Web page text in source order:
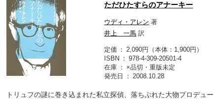
ただひたすらのアナーキー
ウディ・アレン 著
井上 一馬 訳
定価
2,090円（本体：1,900円）
ISBN
978-4-309-20501-4
在庫
×品切・重版未定
発売日
2008.10.28
トリュフの謎に巻き込まれた私立探偵、落ちぶれた大物プロデュー